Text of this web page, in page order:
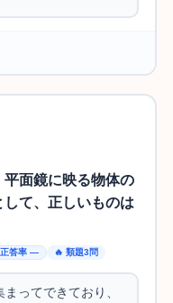
面鏡に映る物体の
して、正しいものは
正答率 — 🔥 類題3問
ってできており、